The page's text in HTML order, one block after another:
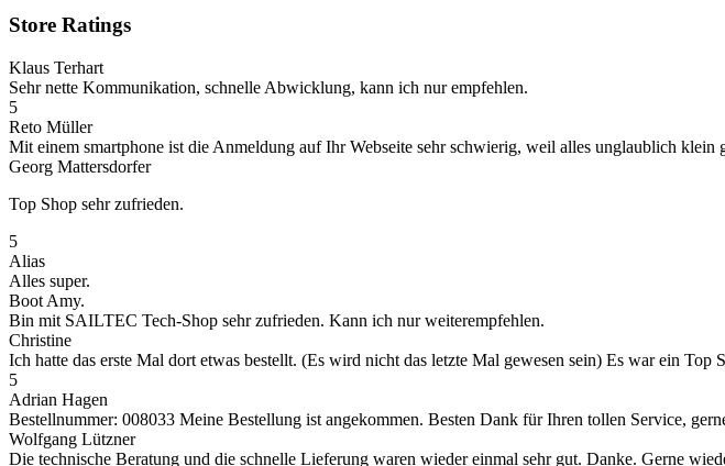
Store Ratings
Klaus Terhart
Sehr nette Kommunikation, schnelle Abwicklung, kann ich nur empfehlen.
5
Reto Müller
Mit einem smartphone ist die Anmeldung auf Ihr Webseite sehr schwierig, weil alles unglaublich klein
Georg Mattersdorfer
Top Shop sehr zufrieden.
5
Alias
Alles super.
Boot Amy.
Bin mit SAILTEC Tech-Shop sehr zufrieden. Kann ich nur weiterempfehlen.
Christine
Ich hatte das erste Mal dort etwas bestellt. (Es wird nicht das letzte Mal gewesen sein) Es war ein
5
Adrian Hagen
Bestellnummer: 008033 Meine Bestellung ist angekommen. Besten Dank für Ihren tollen Service,
Wolfgang Lützner
Die technische Beratung und die schnelle Lieferung waren wieder einmal sehr gut. Danke. Gerne